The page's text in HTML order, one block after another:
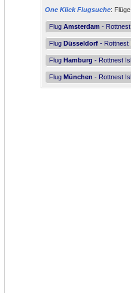
One Klick Flugsuche:
Flug Amsterdam -
Flug Düsseldorf - Rottnest
Flug Hamburg - Rottnest
Flug München - Rottnest